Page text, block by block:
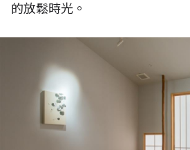
的放鬆時光。